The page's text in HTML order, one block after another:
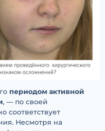
периодом активной
, — по своей
соответствует
Несмотря на